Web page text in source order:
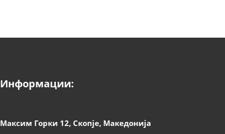
Информации:
Максим Горки 12, Скопје, Македонија